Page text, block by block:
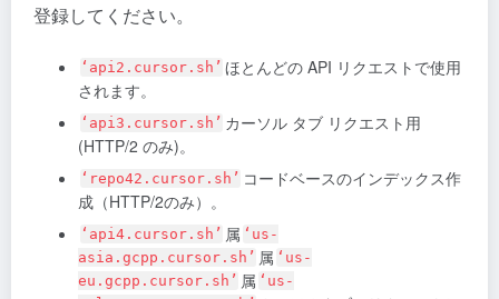
登録してください。
‘api2.cursor.sh’ ほとんどの API リクエストで使用
されます。
‘api3.cursor.sh’ カーソル タブ リクエスト用
(HTTP/2 のみ)。
‘repo42.cursor.sh’ コードベースのインデックス作
成（HTTP/2のみ）。
‘api4.cursor.sh’ 属 ‘us-
asia.gcpp.cursor.sh’ 属 ‘us-
eu.gcpp.cursor.sh’ 属 ‘us-